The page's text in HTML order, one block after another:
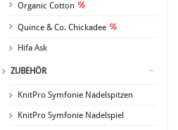
Organic Cotton
Quince & Co. Chickadee
Hifa Ask
ZUBEHÖR
KnitPro Symfonie Nadelspitzen
KnitPro Symfonie Nadelspiel